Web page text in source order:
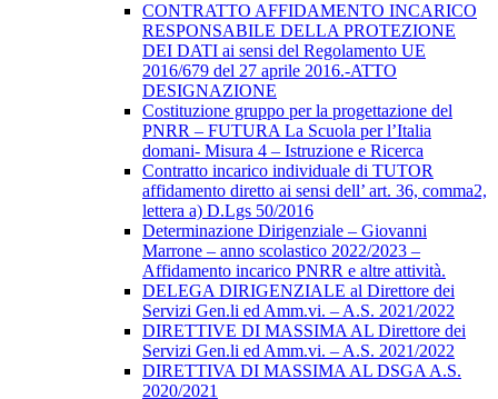
CONTRATTO AFFIDAMENTO INCARICO
RESPONSABILE DELLA PROTEZIONE
DEI DATI ai sensi del Regolamento UE
2016/679 del 27 aprile 2016.-ATTO
DESIGNAZIONE
Costituzione gruppo per la progettazione del
PNRR – FUTURA La Scuola per l’Italia
domani- Misura 4 – Istruzione e Ricerca
Contratto incarico individuale di TUTOR
affidamento diretto ai sensi dell’ art. 36, comma2,
lettera a) D.Lgs 50/2016
Determinazione Dirigenziale – Giovanni
Marrone – anno scolastico 2022/2023 –
Affidamento incarico PNRR e altre attività.
DELEGA DIRIGENZIALE al Direttore dei
Servizi Gen.li ed Amm.vi. – A.S. 2021/2022
DIRETTIVE DI MASSIMA AL Direttore dei
Servizi Gen.li ed Amm.vi. – A.S. 2021/2022
DIRETTIVA DI MASSIMA AL DSGA A.S.
2020/2021